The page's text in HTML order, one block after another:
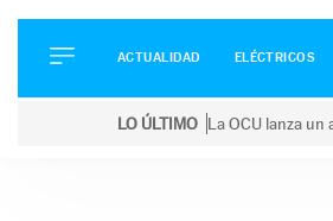
ELÉCTRICOS
CONDUCIR
ACTUALIDAD ELÉCTRICOS
LO ÚLTIMO La OCU lanza